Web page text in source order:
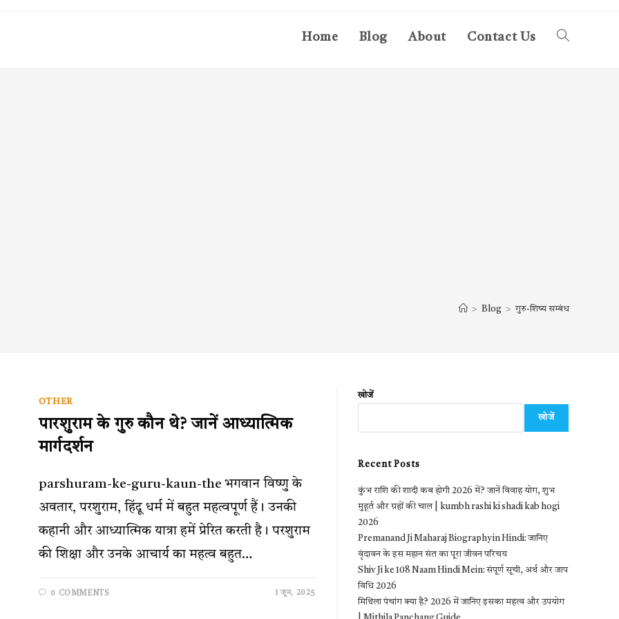
Home Blog About Contact Us Toggle
> Blog > गुरु-शिष्य सम्बंध
OTHER
पारशुराम के गुरु कौन थे? जानें आध्यात्मिक
मार्गदर्शन
parshuram-ke-guru-kaun-the भगवान विष्णु के
अवतार, परशुराम, हिंदू धर्म में बहुत महत्वपूर्ण हैं। उनकी
कहानी और आध्यात्मिक यात्रा हमें प्रेरित करती है। परशुराम
की शिक्षा और उनके आचार्य का महत्व बहुत…
0 COMMENTS 1 जून, 2025
खोजें
खोजें
Recent Posts
कुंभ राशि की शादी कब होगी 2026 में? जानें विवाह योग, शुभ
मुहूर्त और ग्रहों की चाल | kumbh rashi ki shadi kab hogi
2026
Premanand Ji Maharaj Biography in Hindi: जानिए
वृंदावन के इस महान संत का पूरा जीवन परिचय
Shiv Ji ke 108 Naam Hindi Mein: संपूर्ण सूची, अर्थ और जाप
विधि 2026
मिथिला पंचांग क्या है? 2026 में जानिए इसका महत्व और उपयोग